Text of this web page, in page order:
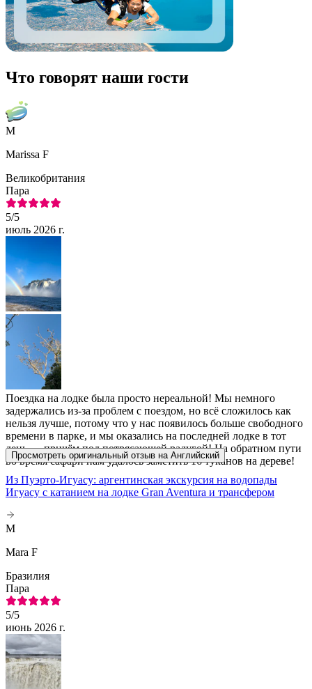
Что говорят наши гости
M
Marissa F
Великобритания
Пара
5/5
июль 2026 г.
Поездка на лодке была просто нереальной! Мы немного
задержались из-за проблем с поездом, но всё сложилось как
нельзя лучше, потому что у нас появилось больше свободного
времени в парке, и мы оказались на последней лодке в тот
день — причём под потрясающей радугой! На обратном пути
во время сафари нам удалось заметить 16 туканов на дереве!
Просмотреть оригинальный отзыв на Английский
Из Пуэрто-Игуасу: аргентинская экскурсия на водопады
Игуасу с катанием на лодке Gran Aventura и трансфером
M
Mara F
Бразилия
Пара
5/5
июнь 2026 г.